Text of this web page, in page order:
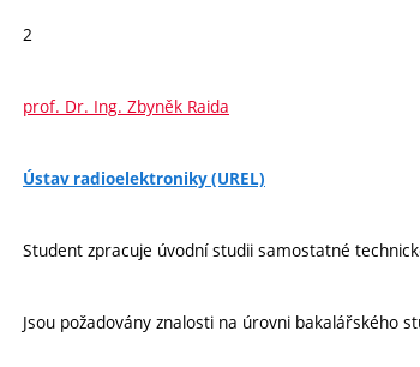
2
prof. Dr. Ing. Zbyněk Raida
Ústav radioelektroniky (UREL)
Student zpracuje úvodní studii samostatné
Jsou požadovány znalosti na úrovni bakalářského